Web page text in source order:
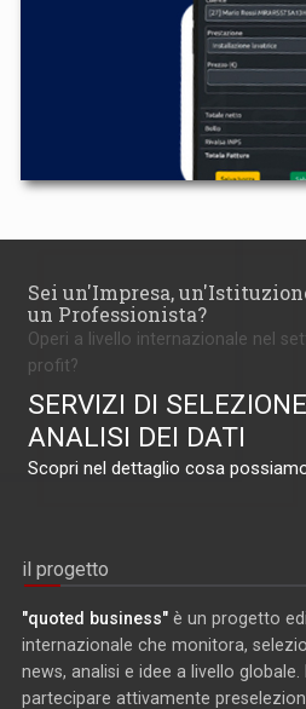
Sei un'Impresa,
un Professionista?
Operi a livello internazionale nel
profit?
SERVIZI DI
ANALISI DEI DATI
Scopri nel dettaglio cosa
il progetto
"quoted business" è un progetto
internazionale che monitora,
news, analisi e idee a livello
partecipare attivamente